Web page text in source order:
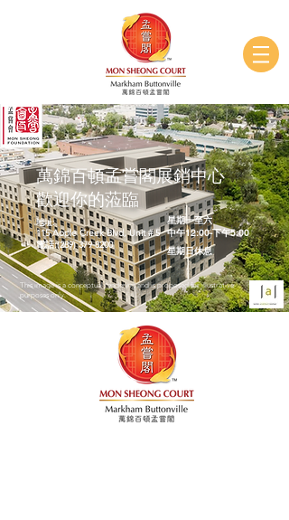
萬錦百頓孟嘗閣展銷中心
歡迎你的蒞臨
地址:
115 Apple Creek Blvd, Unit # 5
電話:(289) 379-8200
星期一至六
中午12:00-下午5:00
This image is a conceptual rendering and is proposed for illustrative
purposes only.
星期日休息